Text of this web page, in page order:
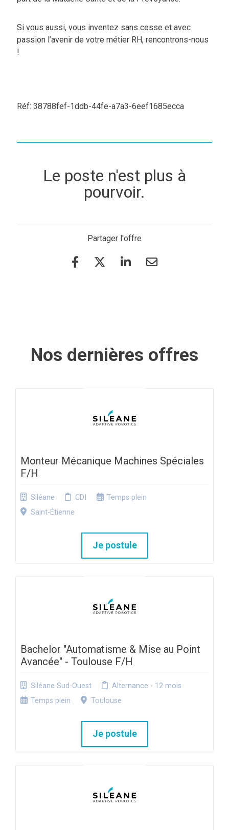
Si vous aussi, vous inventez sans cesse et avec
passion l’avenir de votre métier RH, rencontrons-nous
!
Réf: 38788fef-1ddb-44fe-a7a3-6eef1685ecca
Le poste n'est plus à
pourvoir.
Partager l'offre
Nos dernières offres
Monteur Mécanique Machines Spéciales
F/H
Siléane CDI
Temps plein
Saint-Étienne
Je postule
Bachelor "Automatisme & Mise au Point
Avancée" - Toulouse F/H
Siléane Sud-Ouest
Alternance - 12 mois
Temps plein
Toulouse
Je postule